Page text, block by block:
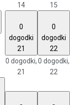
14
15
0
dogodki
21
0 dogodki,
21
0
dogodki
22
0 dogodki,
22